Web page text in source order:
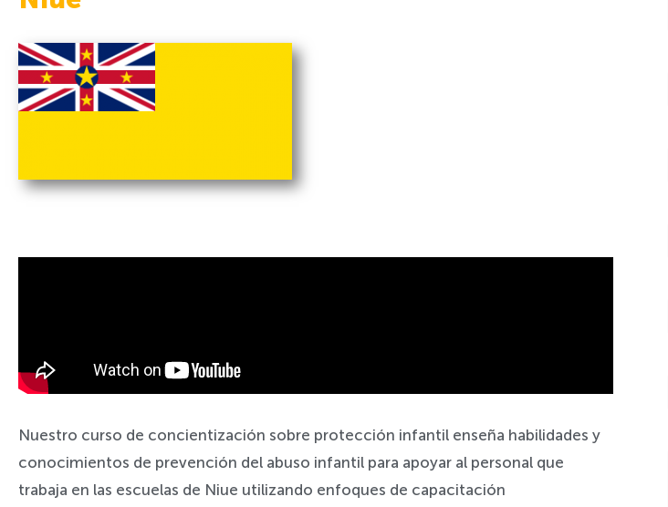
Nuestro curso de concientización sobre protección infantil enseña habilidades y
conocimientos de prevención del abuso infantil para apoyar al personal que
trabaja en las escuelas de Niue utilizando enfoques de capacitación